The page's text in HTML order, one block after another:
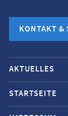
KONTAKT &
Mobile-
Service-
Navigation
und
AKTUELLES
STARTSEITE